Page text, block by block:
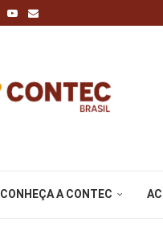
CONHEÇA A CONTEC